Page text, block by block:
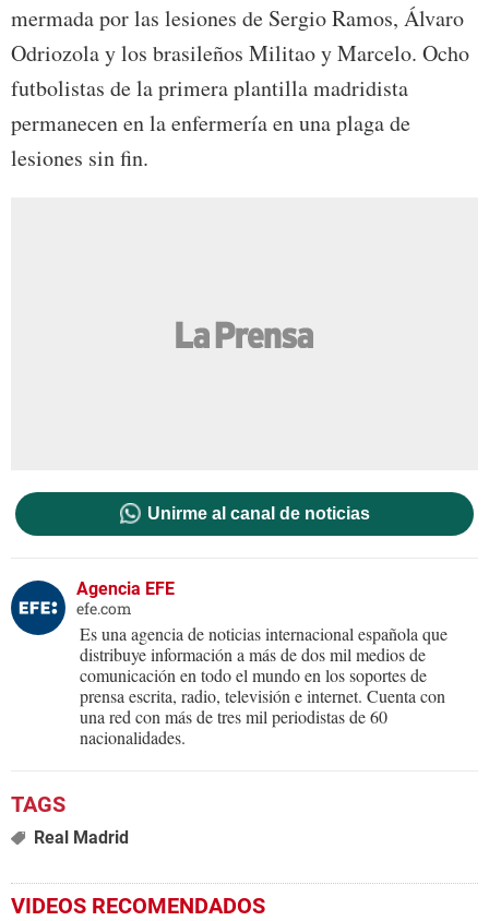
mermada por las lesiones de Sergio Ramos, Álvaro
Odriozola y los brasileños Militao y Marcelo. Ocho
futbolistas de la primera plantilla madridista
permanecen en la enfermería en una plaga de
lesiones sin fin.
Unirme al canal de noticias
Agencia EFE
efe.com
Es una agencia de noticias internacional española que
distribuye información a más de dos mil medios de
comunicación en todo el mundo en los soportes de
prensa escrita, radio, televisión e internet. Cuenta con
una red con más de tres mil periodistas de 60
nacionalidades.
Real Madrid
VIDEOS RECOMENDADOS